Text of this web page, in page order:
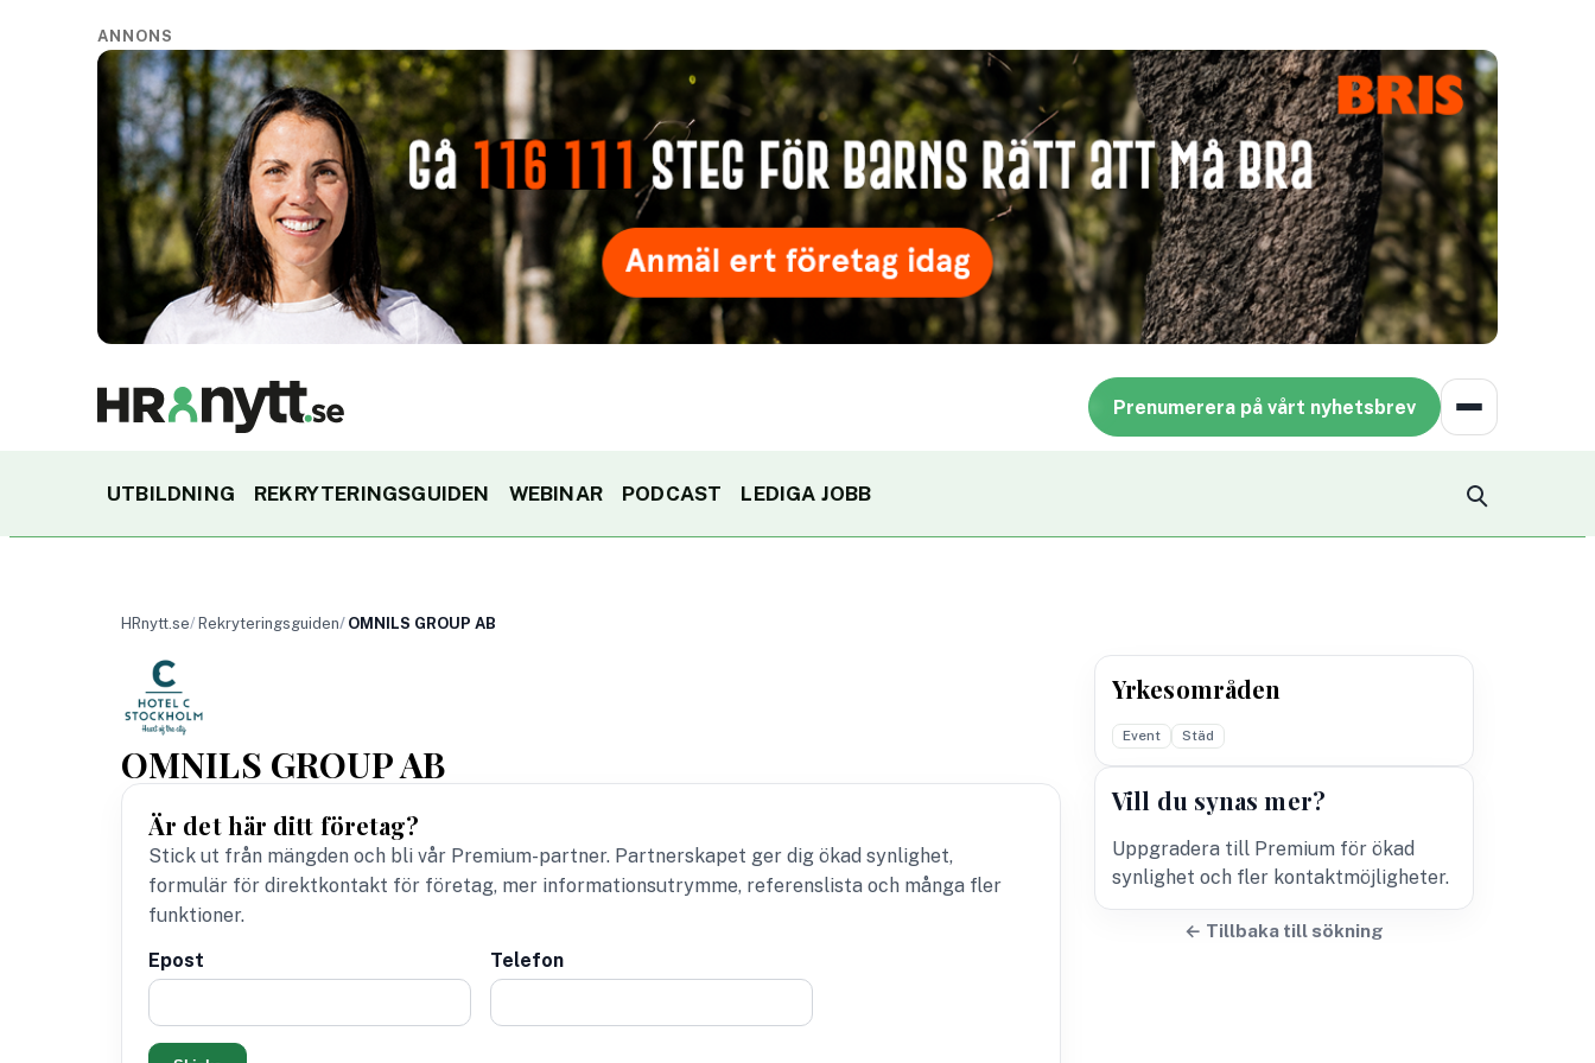
ANNONS
Prenumerera på vårt nyhetsbrev
UTBILDNING REKRYTERINGSGUIDEN WEBINAR PODCAST LEDIGA JOBB
HRnytt.se Rekryteringsguiden OMNILS GROUP AB
OMNILS GROUP AB
Är det här ditt företag?
Stick ut från mängden och bli vår Premium-partner. Partnerskapet ger dig ökad synlighet,
formulär för direktkontakt för företag, mer informationsutrymme, referenslista och många fler
funktioner.
Epost
Telefon
Yrkesområden
Event Städ
Vill du synas mer?
Uppgradera till Premium för ökad
synlighet och fler kontaktmöjligheter.
← Tillbaka till sökning